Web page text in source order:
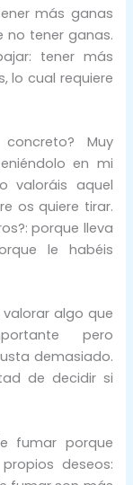
más ganas
no tener ganas.
tener más
lo cual requiere
Muy
en mi
valoráis aquel
os quiere tirar.
porque lleva
le habéis
algo que
pero
demasiado.
de decidir si
fumar porque
deseos: